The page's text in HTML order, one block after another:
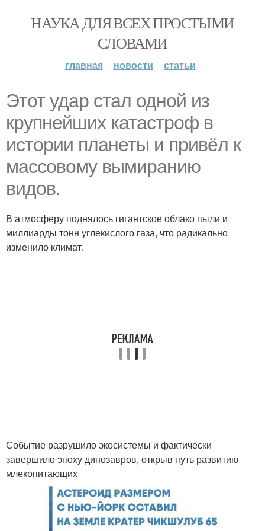
НАУКА ДЛЯ ВСЕХ ПРОСТЫМИ
СЛОВАМИ
главная новости статьи
Этот удар стал одной из
крупнейших катастроф в
истории планеты и привёл к
массовому вымиранию
видов.
В атмосферу поднялось гигантское облако пыли и
миллиарды тонн углекислого газа, что радикально
изменило климат.
Событие разрушило экосистемы и фактически
завершило эпоху динозавров, открыв путь развитию
млекопитающих